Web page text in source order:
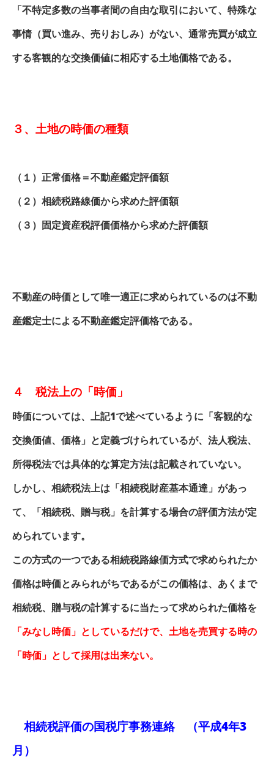
「不特定多数の当事者間の自由な取引において、特殊な
事情（買い進み、売りおしみ）がない、通常売買が成立
する客観的な交換価値に相応する土地価格である。
３、土地の時価の種類
（１）正常価格＝不動産鑑定評価額
（２）相続税路線価から求めた評価額
（３）固定資産税評価価格から求めた評価額
不動産の時価として唯一適正に求められているのは不動
産鑑定士による不動産鑑定評価格である。
４ 税法上の「時価」
時価については、上記1で述べているように「客観的な
交換価値、価格」と定義づけられているが、法人税法、
所得税法では具体的な算定方法は記載されていない。
しかし、相続税法上は「相続税財産基本通達」があっ
て、「相続税、贈与税」を計算する場合の評価方法が定
められています。
この方式の一つである相続税路線価方式で求められたか
価格は時価とみられがちであるがこの価格は、あくまで
相続税、贈与税の計算するに当たって求められた価格を
「みなし時価」としているだけで、土地を売買する時の
「時価」として採用は出来ない。
相続税評価の国税庁事務連絡 （平成4年3
月）